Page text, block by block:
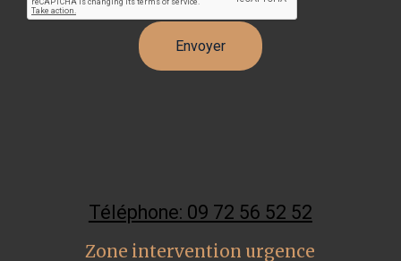
Téléphone: 09 72 56 52 52
Zone intervention urgence